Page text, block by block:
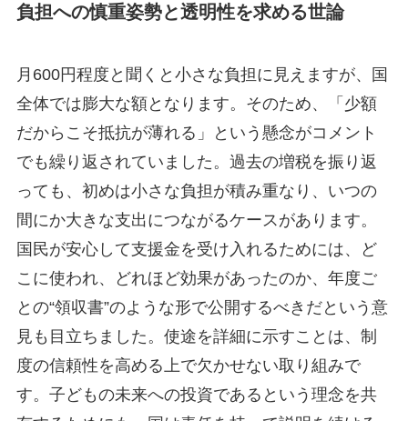
負担への慎重姿勢と透明性を求める世論
月600円程度と聞くと小さな負担に見えますが、国
全体では膨大な額となります。そのため、「少額
だからこそ抵抗が薄れる」という懸念がコメント
でも繰り返されていました。過去の増税を振り返
っても、初めは小さな負担が積み重なり、いつの
間にか大きな支出につながるケースがあります。
国民が安心して支援金を受け入れるためには、ど
こに使われ、どれほど効果があったのか、年度ご
との“領収書”のような形で公開するべきだという意
見も目立ちました。使途を詳細に示すことは、制
度の信頼性を高める上で欠かせない取り組みで
す。子どもの未来への投資であるという理念を共